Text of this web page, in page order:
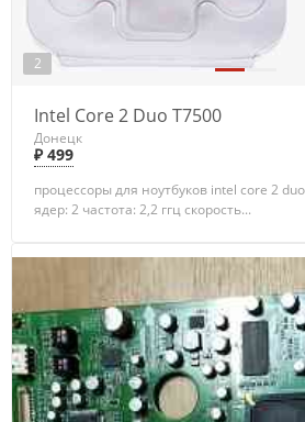
2
Intel Core 2 Duo Т7500
Донецк
₽ 499
процессоры для ноутбуков intel core 2
ядер: 2 частота: 2,2 ггц скорость...